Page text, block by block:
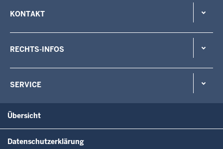
KONTAKT
RECHTS-INFOS
SERVICE
Übersicht
Datenschutzerklärung